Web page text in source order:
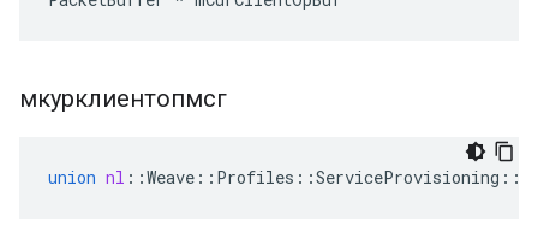
мкурклиентопмсг
union nl ::Weave :: Profiles ::ServiceProvisioning ::